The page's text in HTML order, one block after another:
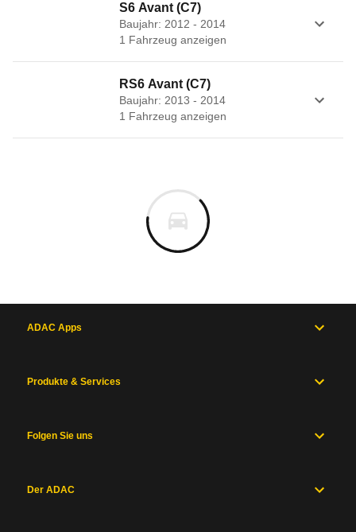
S6 Avant (C7)
Baujahr: 2012 - 2014
1 Fahrzeug anzeigen
RS6 Avant (C7)
Baujahr: 2013 - 2014
1 Fahrzeug anzeigen
ADAC Apps
Produkte & Services
Folgen Sie uns
Der ADAC